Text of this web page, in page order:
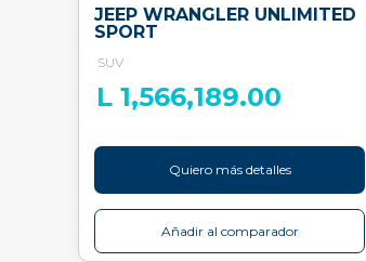
JEEP WRANGLER UNLIMITED
SPORT
SUV
L 1,566,189.00
Quiero más detalles
Añadir al comparador